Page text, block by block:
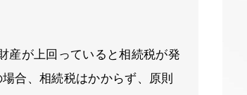
産が上回っていると相続税が発
合、相続税はかからず、原則